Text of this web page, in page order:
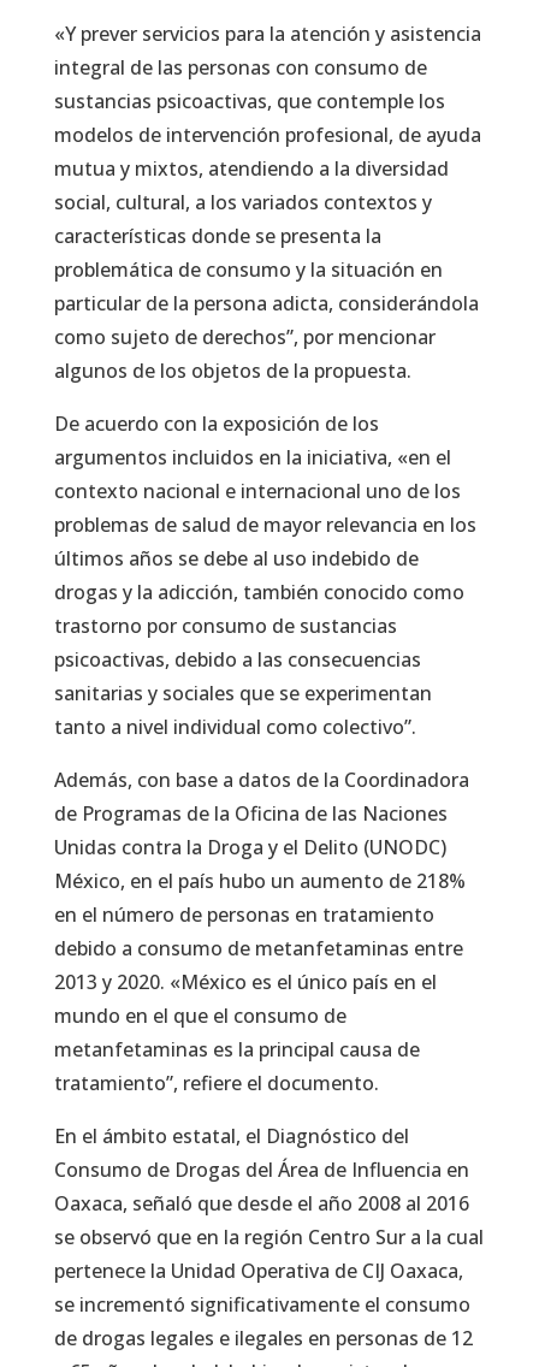
«Y prever servicios para la atención y asistencia
integral de las personas con consumo de
sustancias psicoactivas, que contemple los
modelos de intervención profesional, de ayuda
mutua y mixtos, atendiendo a la diversidad
social, cultural, a los variados contextos y
características donde se presenta la
problemática de consumo y la situación en
particular de la persona adicta, considerándola
como sujeto de derechos”, por mencionar
algunos de los objetos de la propuesta.
De acuerdo con la exposición de los
argumentos incluidos en la iniciativa, «en el
contexto nacional e internacional uno de los
problemas de salud de mayor relevancia en los
últimos años se debe al uso indebido de
drogas y la adicción, también conocido como
trastorno por consumo de sustancias
psicoactivas, debido a las consecuencias
sanitarias y sociales que se experimentan
tanto a nivel individual como colectivo”.
Además, con base a datos de la Coordinadora
de Programas de la Oficina de las Naciones
Unidas contra la Droga y el Delito (UNODC)
México, en el país hubo un aumento de 218%
en el número de personas en tratamiento
debido a consumo de metanfetaminas entre
2013 y 2020. «México es el único país en el
mundo en el que el consumo de
metanfetaminas es la principal causa de
tratamiento”, refiere el documento.
En el ámbito estatal, el Diagnóstico del
Consumo de Drogas del Área de Influencia en
Oaxaca, señaló que desde el año 2008 al 2016
se observó que en la región Centro Sur a la cual
pertenece la Unidad Operativa de CIJ Oaxaca,
se incrementó significativamente el consumo
de drogas legales e ilegales en personas de 12